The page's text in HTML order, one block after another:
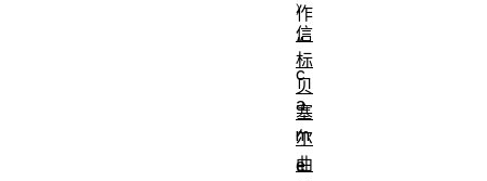
作
“
c
a
m
e
信
标
贝
塞
尔
曲